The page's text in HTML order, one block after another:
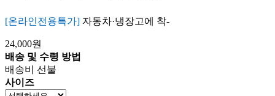
[온라인전용특가] 자동차·냉장고에 착-
24,000원
배송 및 수령 방법
배송비 선불
사이즈